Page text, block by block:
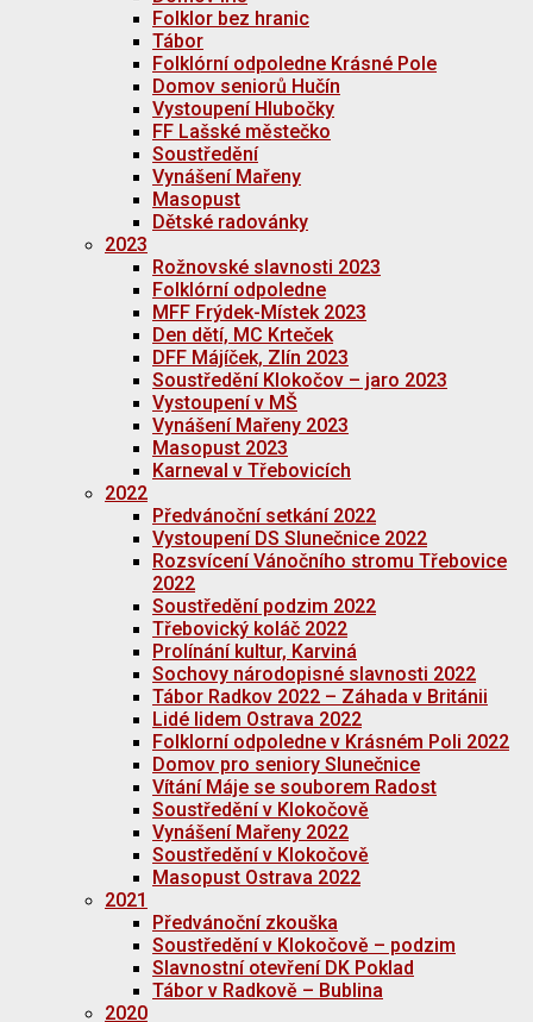
Folklor bez hranic
Tábor
Folklórní odpoledne Krásné Pole
Domov seniorů Hučín
Vystoupení Hlubočky
FF Lašské městečko
Soustředění
Vynášení Mařeny
Masopust
Dětské radovánky
2023
Rožnovské slavnosti 2023
Folklórní odpoledne
MFF Frýdek-Místek 2023
Den dětí, MC Krteček
DFF Májíček, Zlín 2023
Soustředění Klokočov – jaro 2023
Vystoupení v MŠ
Vynášení Mařeny 2023
Masopust 2023
Karneval v Třebovicích
2022
Předvánoční setkání 2022
Vystoupení DS Slunečnice 2022
Rozsvícení Vánočního stromu Třebovice
2022
Soustředění podzim 2022
Třebovický koláč 2022
Prolínání kultur, Karviná
Sochovy národopisné slavnosti 2022
Tábor Radkov 2022 – Záhada v Británii
Lidé lidem Ostrava 2022
Folklorní odpoledne v Krásném Poli 2022
Domov pro seniory Slunečnice
Vítání Máje se souborem Radost
Soustředění v Klokočově
Vynášení Mařeny 2022
Soustředění v Klokočově
Masopust Ostrava 2022
2021
Předvánoční zkouška
Soustředění v Klokočově – podzim
Slavnostní otevření DK Poklad
Tábor v Radkově – Bublina
2020